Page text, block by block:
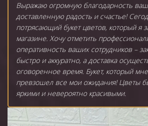
Выражаю огромную благодарность
доставленную радость и счастье!
потрясающий букет цветов, который я
магазине. Хочу отметить
оперативность ваших сотрудников –
быстро и аккуратно, а доставка
оговоренное время. Букет, который
превзошел все мои ожидания! Цветы
яркими и невероятно красивыми.